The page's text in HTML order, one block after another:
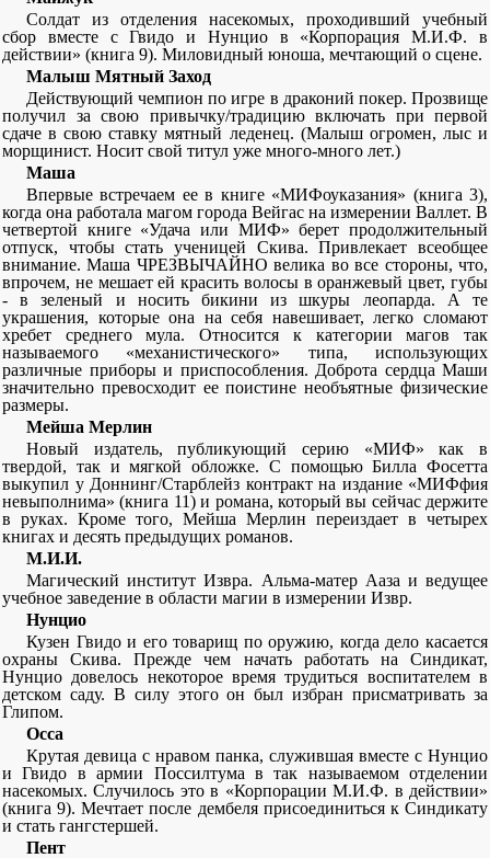
Солдат из отделения насекомых, проходивший учебный
сбор вместе с Гвидо и Нунцио в «Корпорация М.И.Ф. в
действии» (книга 9). Миловидный юноша, мечтающий о сцене.
Малыш Мятный Заход
Действующий чемпион по игре в драконий покер. Прозвище
получил за свою привычку/традицию включать при первой
сдаче в свою ставку мятный леденец. (Малыш огромен, лыс и
морщинист. Носит свой титул уже много-много лет.)
Маша
Впервые встречаем ее в книге «МИФоуказания» (книга 3),
когда она работала магом города Вейгас на измерении Валлет. В
четвертой книге «Удача или МИФ» берет продолжительный
отпуск, чтобы стать ученицей Скива. Привлекает всеобщее
внимание. Маша ЧРЕЗВЫЧАЙНО велика во все стороны, что,
впрочем, не мешает ей красить волосы в оранжевый цвет, губы
- в зеленый и носить бикини из шкуры леопарда. А те
украшения, которые она на себя навешивает, легко сломают
хребет среднего мула. Относится к категории магов так
называемого «механистического» типа, использующих
различные приборы и приспособления. Доброта сердца Маши
значительно превосходит ее поистине необъятные физические
размеры.
Мейша Мерлин
Новый издатель, публикующий серию «МИФ» как в
твердой, так и мягкой обложке. С помощью Билла Фосетта
выкупил у Доннинг/Старблейз контракт на издание «МИФфия
невыполнима» (книга 11) и романа, который вы сейчас держите
в руках. Кроме того, Мейша Мерлин переиздает в четырех
книгах и десять предыдущих романов.
М.И.И.
Магический институт Извра. Альма-матер Ааза и ведущее
учебное заведение в области магии в измерении Извр.
Нунцио
Кузен Гвидо и его товарищ по оружию, когда дело касается
охраны Скива. Прежде чем начать работать на Синдикат,
Нунцио довелось некоторое время трудиться воспитателем в
детском саду. В силу этого он был избран присматривать за
Глипом.
Осса
Крутая девица с нравом панка, служившая вместе с Нунцио
и Гвидо в армии Поссилтума в так называемом отделении
насекомых. Случилось это в «Корпорации М.И.Ф. в действии»
(книга 9). Мечтает после дембеля присоединиться к Синдикату
и стать гангстершей.
Пент